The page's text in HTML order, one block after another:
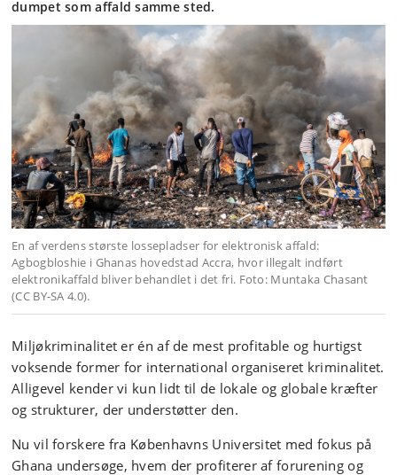
dumpet som affald samme sted.
En af verdens største lossepladser for elektronisk affald:
Agbogbloshie i Ghanas hovedstad Accra, hvor illegalt indført
elektronikaffald bliver behandlet i det fri. Foto: Muntaka Chasant
(CC BY-SA 4.0).
Miljøkriminalitet er én af de mest profitable og hurtigst
voksende former for international organiseret kriminalitet.
Alligevel kender vi kun lidt til de lokale og globale kræfter
og strukturer, der understøtter den.
Nu vil forskere fra Københavns Universitet med fokus på
Ghana undersøge, hvem der profiterer af forurening og